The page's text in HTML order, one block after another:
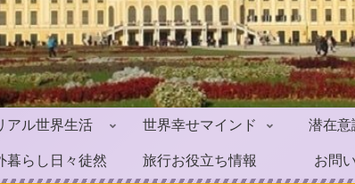
アル世界生活 世界幸せマインド 潜在意
暮らし日々徒然 旅行お役立ち情報 お問